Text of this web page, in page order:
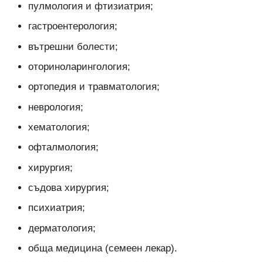
пулмология и фтизиатрия;
гастроентерология;
вътрешни болести;
оториноларингология;
ортопедия и травматология;
неврология;
хематология;
офталмология;
хирургия;
съдова хирургия;
психиатрия;
дерматология;
обща медицина (семеен лекар).